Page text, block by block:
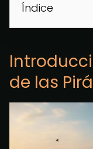
Índice
de las